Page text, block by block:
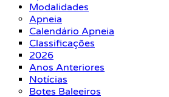
Modalidades
Apneia
Calendário Apneia
Classificações
2026
Anos Anteriores
Notícias
Botes Baleeiros